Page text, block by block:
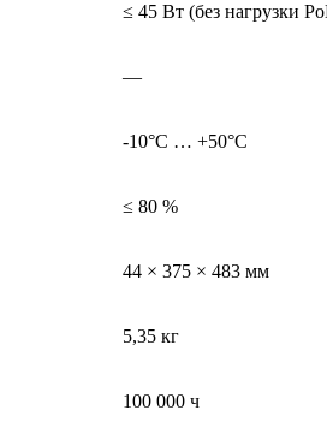
≤ 45 Вт (без нагрузки
—
-10°С … +50°С
≤ 80 %
44 × 375 × 483 мм
5,35 кг
100 000 ч